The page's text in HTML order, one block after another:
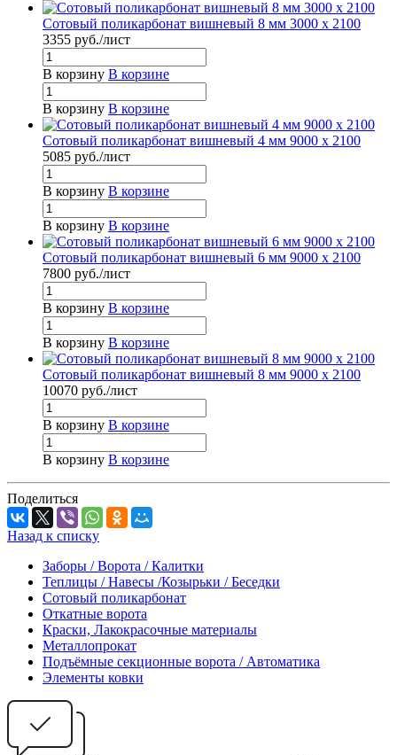
Сотовый поликарбонат вишневый 8 мм 3000 x 2100
3355 руб./лист
В корзину В корзине
В корзину В корзине
Сотовый поликарбонат вишневый 4 мм 9000 x 2100
5085 руб./лист
В корзину В корзине
В корзину В корзине
Сотовый поликарбонат вишневый 6 мм 9000 x 2100
7800 руб./лист
В корзину В корзине
В корзину В корзине
Сотовый поликарбонат вишневый 8 мм 9000 x 2100
10070 руб./лист
В корзину В корзине
В корзину В корзине
Поделиться
Назад к списку
Заборы / Ворота / Калитки
Теплицы / Навесы /Козырьки / Беседки
Сотовый поликарбонат
Откатные ворота
Краски, Лакокрасочные материалы
Металлопрокат
Подъёмные секционные ворота / Автоматика
Элементы ковки